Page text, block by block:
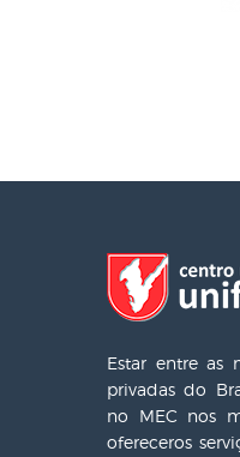
Estar entre as
privadas do
no MEC nos
ofereceros